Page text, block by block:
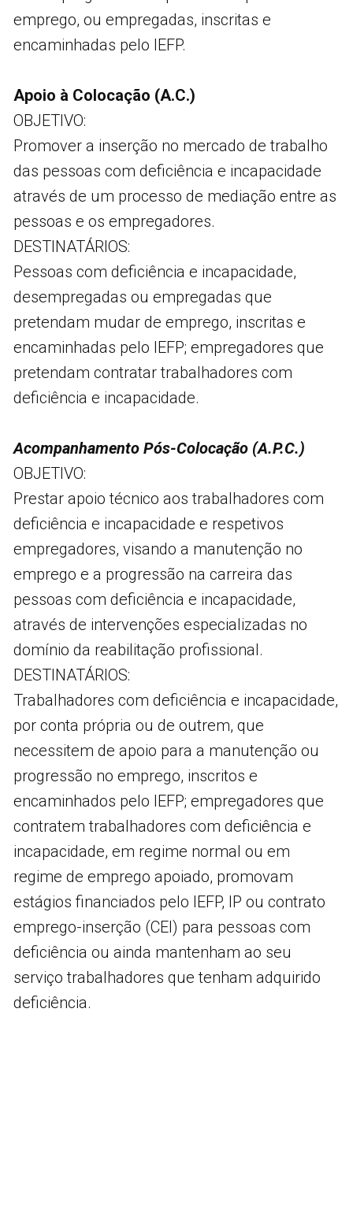
emprego, ou empregadas, inscritas e
encaminhadas pelo IEFP.
Apoio à Colocação (A.C.)
OBJETIVO:
Promover a inserção no mercado de trabalho
das pessoas com deficiência e incapacidade
através de um processo de mediação entre as
pessoas e os empregadores.
DESTINATÁRIOS:
Pessoas com deficiência e incapacidade,
desempregadas ou empregadas que
pretendam mudar de emprego, inscritas e
encaminhadas pelo IEFP; empregadores que
pretendam contratar trabalhadores com
deficiência e incapacidade.
Acompanhamento Pós-Colocação (A.P.C.)
OBJETIVO:
Prestar apoio técnico aos trabalhadores com
deficiência e incapacidade e respetivos
empregadores, visando a manutenção no
emprego e a progressão na carreira das
pessoas com deficiência e incapacidade,
através de intervenções especializadas no
domínio da reabilitação profissional.
DESTINATÁRIOS:
Trabalhadores com deficiência e incapacidade,
por conta própria ou de outrem, que
necessitem de apoio para a manutenção ou
progressão no emprego, inscritos e
encaminhados pelo IEFP; empregadores que
contratem trabalhadores com deficiência e
incapacidade, em regime normal ou em
regime de emprego apoiado, promovam
estágios financiados pelo IEFP, IP ou contrato
emprego-inserção (CEI) para pessoas com
deficiência ou ainda mantenham ao seu
serviço trabalhadores que tenham adquirido
deficiência.